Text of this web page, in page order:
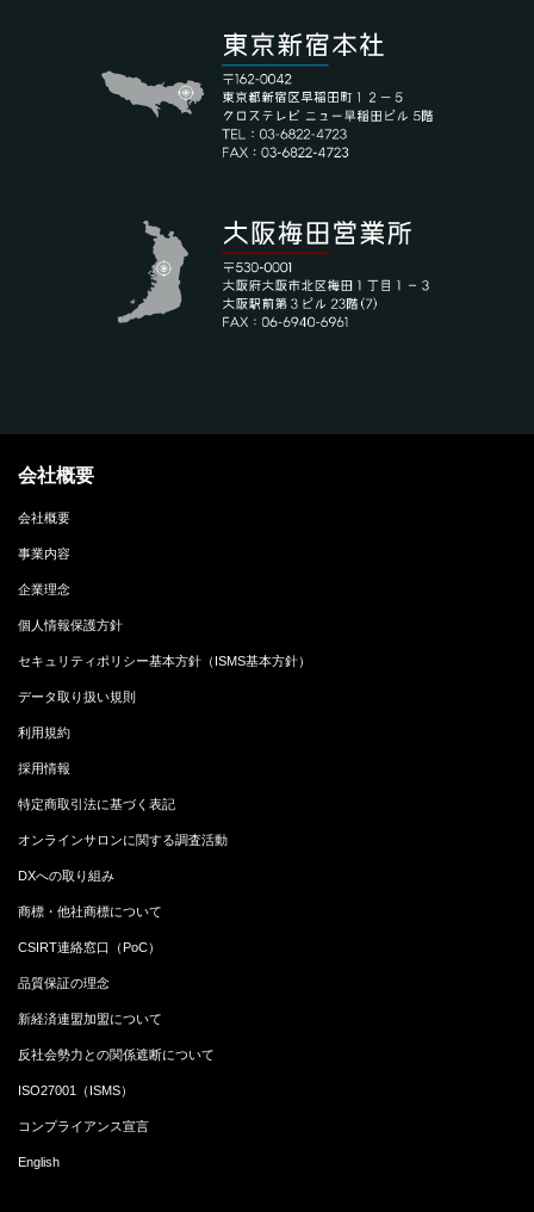
会社概要
会社概要
事業内容
企業理念
個人情報保護方針
セキュリティポリシー基本方針（ISMS基本方針）
データ取り扱い規則
利用規約
採用情報
特定商取引法に基づく表記
オンラインサロンに関する調査活動
DXへの取り組み
商標・他社商標について
CSIRT連絡窓口（PoC）
品質保証の理念
新経済連盟加盟について
反社会勢力との関係遮断について
ISO27001（ISMS）
コンプライアンス宣言
English